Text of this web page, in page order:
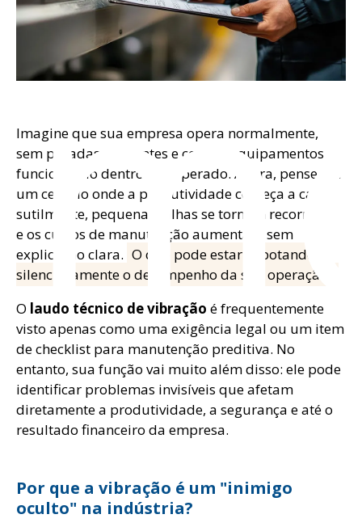
Imagine que sua empresa opera normalmente,
sem paradas aparentes e com os equipamentos
funcionando dentro do esperado. Agora, pense em
um cenário onde a produtividade começa a cair
sutilmente, pequenas falhas se tornam recorrentes
e os custos de manutenção aumentam sem
explicação clara. O que pode estar sabotando
silenciosamente o desempenho da sua operação?
O laudo técnico de vibração é frequentemente
visto apenas como uma exigência legal ou um item
de checklist para manutenção preditiva. No
entanto, sua função vai muito além disso: ele pode
identificar problemas invisíveis que afetam
diretamente a produtividade, a segurança e até o
resultado financeiro da empresa.
Por que a vibração é um "inimigo
oculto" na indústria?